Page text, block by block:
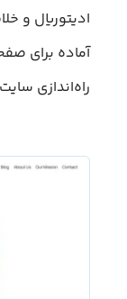
ادیتوریال و
آماده برای
راه‌اندازی